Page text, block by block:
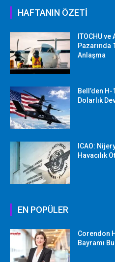
HAFTANIN ÖZETİ
ITOCHU
Pazarında
Anlaşma
Bell’den
Dolarlık
ICAO:
Havacılık
EN POPÜLER
Corendon
Bayramı